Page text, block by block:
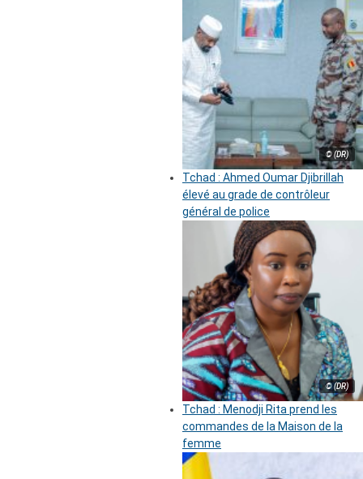
© (DR)
Tchad : Ahmed Oumar Djibrillah
élevé au grade de contrôleur
général de police
© (DR)
Tchad : Menodji Rita prend les
commandes de la Maison de la
femme